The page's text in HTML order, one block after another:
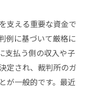
支える重要な資金で
例に基づいて厳格に
支払う側の収入や子
定され、裁判所のガ
が一般的です。最近